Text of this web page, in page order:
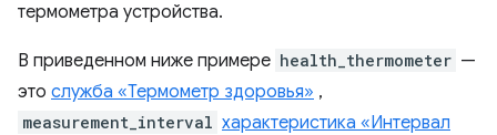
термометра устройства.
В приведенном ниже примере health_thermometer —
это служба «Термометр здоровья» ,
measurement_interval характеристика «Интервал